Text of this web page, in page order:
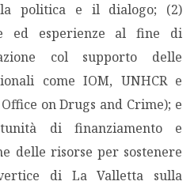
politica e il dialogo; (2)
ed esperienze al fine di
col supporto delle
come IOM, UNHCR e
on Drugs and Crime); e
di finanziamento e
delle risorse per sostenere
di La Valletta sulla